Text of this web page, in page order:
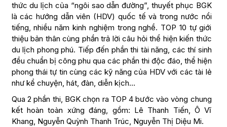
thức du lịch của “ngôi sao dẫn đường”, thuyết phục BGK
là các hướng dẫn viên (HDV) quốc tế và trong nước nổi
tiếng, nhiều năm kinh nghiệm trong nghề. TOP 10 tự giới
thiệu bản thân cùng phần trả lời câu hỏi thể hiện kiến thức
du lịch phong phú. Tiếp đến phần thi tài năng, các thí sinh
đều chuẩn bị công phu qua các phần thi độc đáo, thể hiện
phong thái tự tin cùng các kỹ năng của HDV với các tài lẻ
như kể chuyện, hát, đàn, diễn kịch…
Qua 2 phần thi, BGK chọn ra TOP 4 bước vào vòng chung
kết hoàn toàn xứng đáng, gồm: Lê Thanh Tiến, Ô Vĩ
Khang, Nguyễn Quỳnh Thanh Trúc, Nguyễn Thị Diệu Mi.